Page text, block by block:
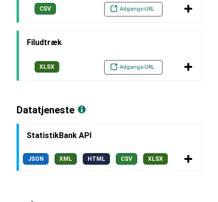
CSV Adgangs-URL
Filudtræk
XLSX Adgangs-URL
Datatjeneste
StatistikBank API
JSON XML HTML CSV XLSX